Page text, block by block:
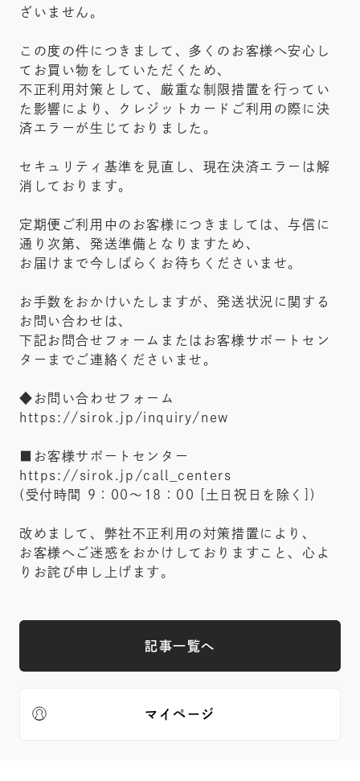
ざいません。
この度の件につきまして、多くのお客様へ安心し
てお買い物をしていただくため、
不正利用対策として、厳重な制限措置を行ってい
た影響により、クレジットカードご利用の際に決
済エラーが生じておりました。
セキュリティ基準を見直し、現在決済エラーは解
消しております。
定期便ご利用中のお客様につきましては、与信に
通り次第、発送準備となりますため、
お届けまで今しばらくお待ちくださいませ。
お手数をおかけいたしますが、発送状況に関する
お問い合わせは、
下記お問合せフォームまたはお客様サポートセン
ターまでご連絡くださいませ。
◆お問い合わせフォーム
https://sirok.jp/inquiry/new
■お客様サポートセンター
https://sirok.jp/call_centers
(受付時間 9：00～18：00 [土日祝日を除く])
改めまして、弊社不正利用の対策措置により、
お客様へご迷惑をおかけしておりますこと、心よ
りお詫び申し上げます。
記事一覧へ
マイページ